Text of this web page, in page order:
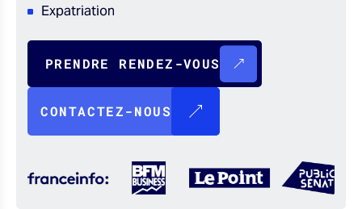
Expatriation
PRENDRE RENDEZ-VOUS
CONTACTEZ-NOUS